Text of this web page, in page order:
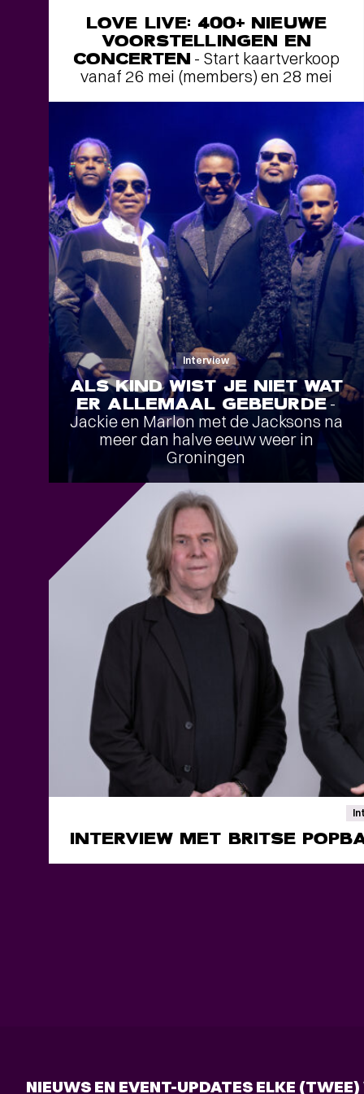
LOVE LIVE: 400+ NIEUWE
VOORSTELLINGEN EN
CONCERTEN - Start kaartverkoop
vanaf 26 mei (members) en 28 mei
Interview
ALS KIND WIST JE NIET WAT
ER ALLEMAAL GEBEURDE-
Jackie en Marlon met de Jacksons na
meer dan halve eeuw weer in
Groningen
INTERVIEW MET BRITSE